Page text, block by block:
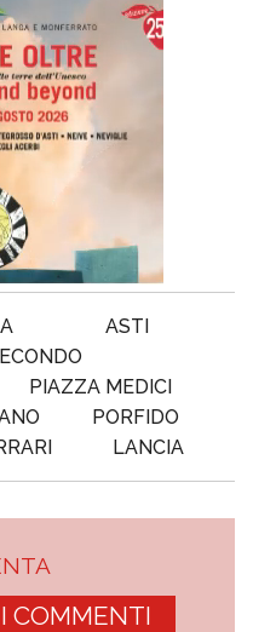
ASTI
PIAZZA MEDICI
PORFIDO
LANCIA
COMMENTI